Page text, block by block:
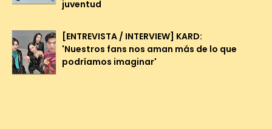
juventud
[ENTREVISTA / INTERVIEW] KARD:
'Nuestros fans nos aman más de lo que
podríamos imaginar'